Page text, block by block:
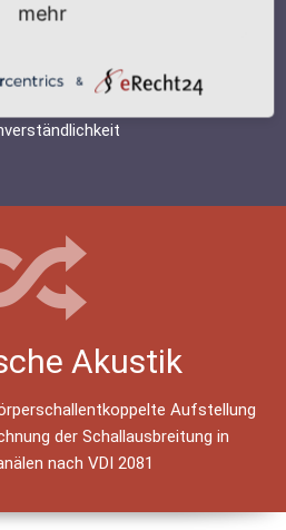
Akustik
Aufstellung
der Schallausbreitung in
nach VDI 2081
mehr
&